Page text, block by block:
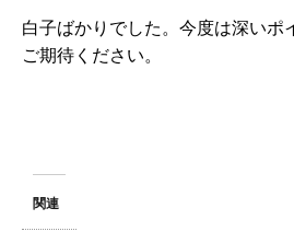
白子ばかりでした。今度は深いポ
ご期待ください。
関連